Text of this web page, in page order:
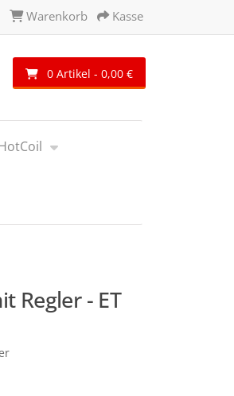
Warenkorb Kasse
0 Artikel - 0,00 €
Regler - ET